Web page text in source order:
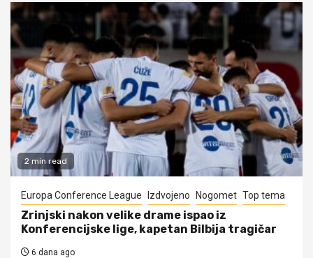
2 min read
Europa Conference League Izdvojeno Nogomet Top tema
Zrinjski nakon velike drame ispao iz
Konferencijske lige, kapetan Bilbija tragičar
6 dana ago